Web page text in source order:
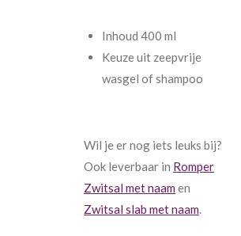
Inhoud 400 ml
Keuze uit zeepvrije
wasgel of shampoo
Wil je er nog iets leuks bij?
Ook leverbaar in Romper
Zwitsal met naam en
Zwitsal slab met naam